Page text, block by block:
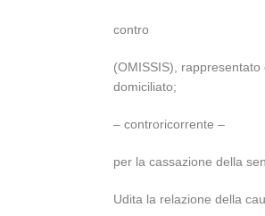
contro
(OMISSIS),
domiciliato;
– controricorrente –
per la cassazione della
Udita la relazione della